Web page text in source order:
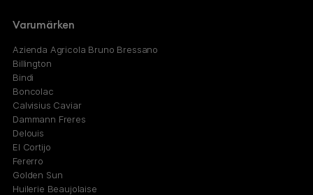
Varumärken
Azienda Agricola Bruno Bressano
Billington
Bindi
Boncolac
Calvisius Caviar
Dammann Freres
Delouis
El Cortijo
Fererro
Golden Sun
Huilerie Beaujolaise